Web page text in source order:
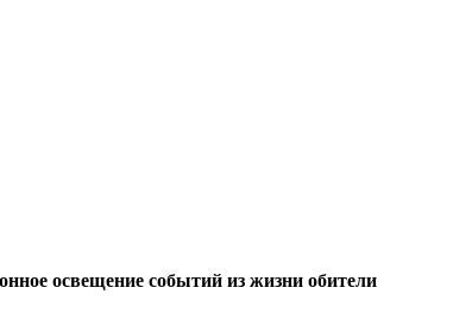
освещение событий из жизни обители